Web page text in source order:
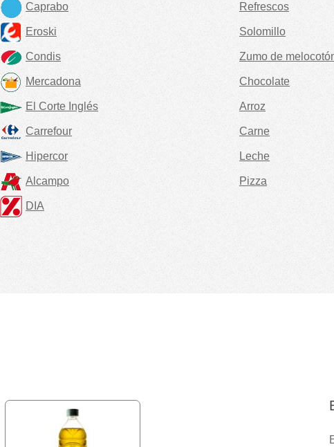
Caprabo
Eroski
Condis
Mercadona
El Corte Inglés
Carrefour
Hipercor
Alcampo
DIA
Refrescos
Solomillo
Zumo de
Chocolate
Arroz
Carne
Leche
Pizza